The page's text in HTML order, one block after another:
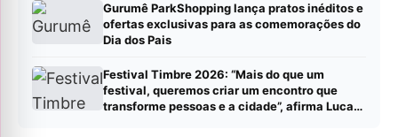
Gurumê ParkShopping lança pratos inéditos e
ofertas exclusivas para as comemorações do
Dia dos Pais
Festival Timbre 2026: “Mais do que um
festival, queremos criar um encontro que
transforme pessoas e a cidade”, afirma Lucas